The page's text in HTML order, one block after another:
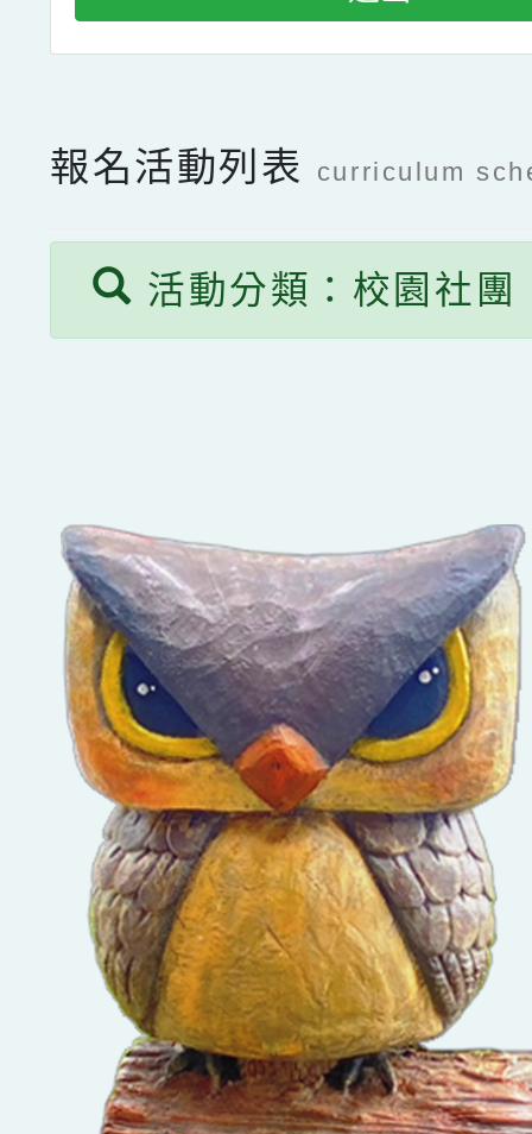
報名活動列表 curriculum
活動分類：校園社團